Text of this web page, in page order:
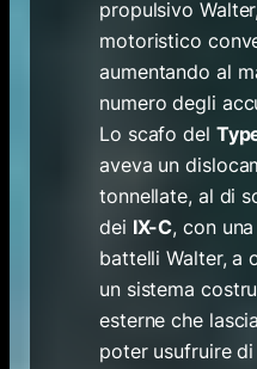
propulsivo
motoristico
aumentando al
numero degli
Lo scafo del
aveva un
tonnellate, al di
dei IX-C, con
battelli Walter, a
un sistema
esterne che
poter usufruire